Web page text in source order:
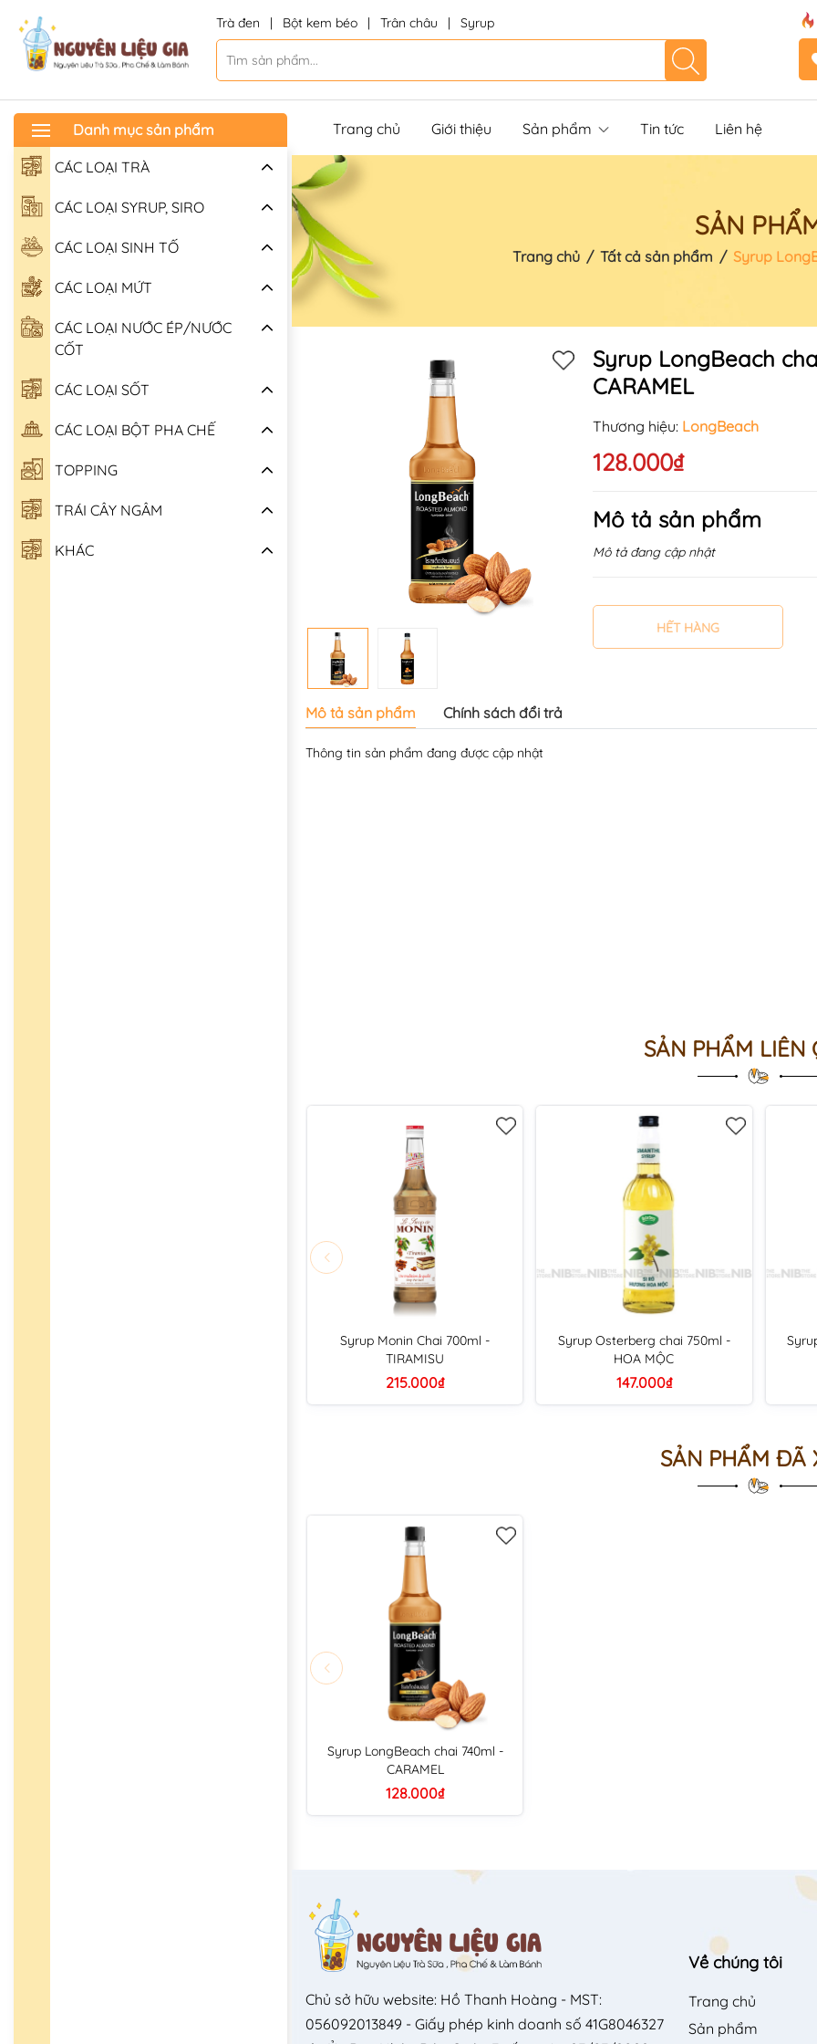
Trà đen | Bột kem béo | Trân châu | Syrup
Danh mục sản phẩm
CÁC LOẠI TRÀ
CÁC LOẠI SYRUP, SIRO
CÁC LOẠI SINH TỐ
CÁC LOẠI MỨT
CÁC LOẠI NƯỚC ÉP/NƯỚC
CỐT
CÁC LOẠI SỐT
CÁC LOẠI BỘT PHA CHẾ
TOPPING
TRÁI CÂY NGÂM
KHÁC
Trang chủ Giới thiệu Sản phẩm Tin tức Liên hệ
SẢN
Trang chủ / Tất cả sản phẩm / Syrup
Syrup LongBeach
CARAMEL
Thương hiệu: LongBeach
128.000₫
Mô tả sản phẩm
Mô tả đang cập nhật
HẾT HÀNG
Mô tả sản phẩm Chính sách đổi trả
Thông tin sản phẩm đang được cập nhật
SẢN PHẨM LIÊN
Syrup Monin Chai 700ml -
TIRAMISU
215.000₫
Syrup Osterberg chai 750ml -
HOA MỘC
147.000₫
SẢN PHẨM ĐÃ
Syrup LongBeach chai 740ml -
CARAMEL
128.000₫
Chủ sở hữu website: Hồ Thanh Hoàng - MST:
056092013849 - Giấy phép kinh doanh số 41G8046327
Về chúng tôi
Trang chủ
Sản phẩm